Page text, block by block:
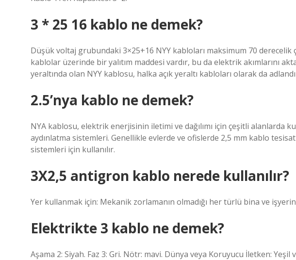
3 * 25 16 kablo ne demek?
Düşük voltaj grubundaki 3×25+16 NYY kabloları maksimum 70 derecelik
kablolar üzerinde bir yalıtım maddesi vardır, bu da elektrik akımlarını
yeraltında olan NYY kablosu, halka açık yeraltı kabloları olarak da
2.5’nya kablo ne demek?
NYA kablosu, elektrik enerjisinin iletimi ve dağılımı için çeşitli alanlarda
aydınlatma sistemleri. Genellikle evlerde ve ofislerde 2,5 mm kablo
sistemleri için kullanılır.
3X2,5 antigron kablo nerede kullanılır?
Yer kullanmak için: Mekanik zorlamanın olmadığı her türlü bina ve
Elektrikte 3 kablo ne demek?
Aşama 2: Siyah. Faz 3: Gri. Nötr: mavi. Dünya veya Koruyucu İletken: Yeşil